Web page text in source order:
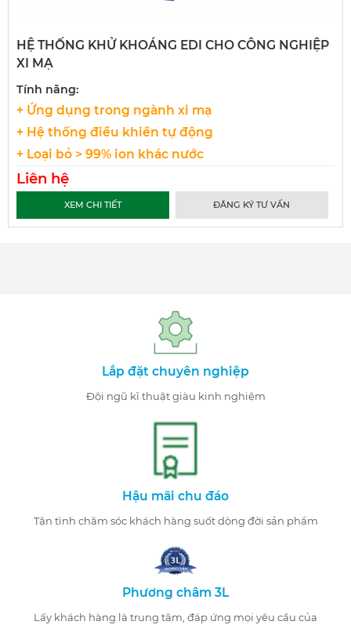
HỆ THỐNG KHỬ KHOÁNG EDI CHO CÔNG NGHIỆP
XI MẠ
Tính năng:
+ Ứng dụng trong ngành xi mạ
+ Hệ thống điều khiển tự động
+ Loại bỏ > 99% ion khác nước
Liên hệ
XEM CHI TIẾT ĐĂNG KÝ TƯ VẤN
Lắp đặt chuyên nghiệp
Đội ngũ kĩ thuật giàu kinh nghiệm
Hậu mãi chu đáo
Tận tình chăm sóc khách hàng suốt dòng đời sản phẩm
Phương châm 3L
Lấy khách hàng là trung tâm, đáp ứng mọi yêu cầu của